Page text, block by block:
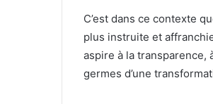
C’est dans ce contexte
plus instruite et
aspire à la transparence,
germes d’une